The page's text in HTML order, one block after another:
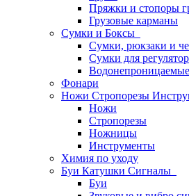
Пряжки и стопоры
Грузовые карманы
Сумки и Боксы
Сумки, рюкзаки и
Сумки для
Фонари
Ножи Стропорезы
Ножи
Стропорезы
Ножницы
Инструменты
Химия по уходу
Буи Катушки Сигналы
Буи